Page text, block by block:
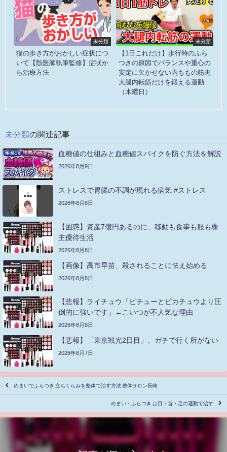
未分類
猫の歩き方がおかしい症状につ
いて【獣医師執筆監修】症状か
ら治療方法
未分類
【1日これだけ】歩行時のふら
つきの原因でバランスや重心の
安定に欠かせない内ももの筋肉
大腿内転筋だけを鍛える運動
（木曜日）
未分類の関連記事
血糖値の仕組みと血糖値スパイクを防ぐ方法を解説
2026年8月9日
ストレスで胃腸の不調が現れる病気 #ストレス
2026年8月8日
【困惑】資産7億円あるのに、移動も食事も服も株
主優待生活
2026年8月8日
【画像】高市早苗、殺されることに怯え始める
2026年8月8日
【悲報】ライチュウ「ピチューとピカチュウより圧
倒的に強いです」←こいつが不人気な理由
2026年8月8日
【悲報】「東京観光2日目」、ガチで行く所がない
2026年8月7日
めまいでふらつき 立ちくらみを整体で治す方法 整体サロン長崎
めまい・ふらつき は目・首・足の運動で治す